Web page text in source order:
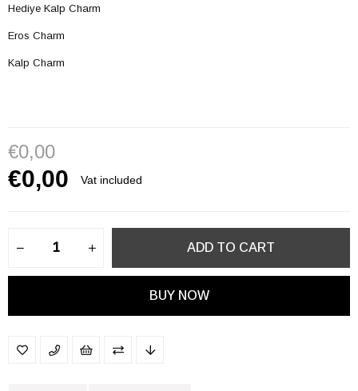
Hediye Kalp Charm
Eros Charm
Kalp Charm
€0,00
Vat included
€0,00